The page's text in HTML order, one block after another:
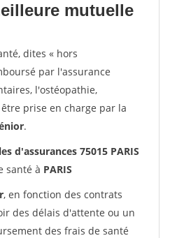
mutuelle
dites « hors
par l'assurance
l'ostéopathie,
prise en charge par la
.
d'assurances 75015 PARIS
santé à PARIS
, en fonction des contrats
des délais d'attente ou un
des frais de santé